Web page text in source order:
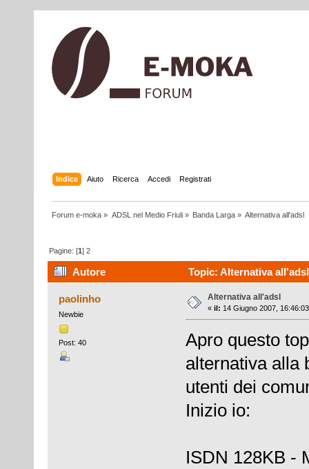
Indice Aiuto Ricerca Accedi Registrati
Forum e-moka » ADSL nel Medio Friuli» Banda Larga» Alternativa all'adsl
Pagine: [1]2
Autore Topic: Alternativa
paolinho
Newbie
Post: 40
Alternativa all'adsl
« il: 14 Giugno 2007,
Apro questo
alternativa alla
utenti dei
Inizio io:
ISDN 128KB -